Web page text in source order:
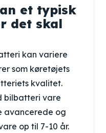
et typisk
det skal
kan variere
som køretøjets
kvalitet.
bilbatteri vare
avancerede og
op til 7-10 år.